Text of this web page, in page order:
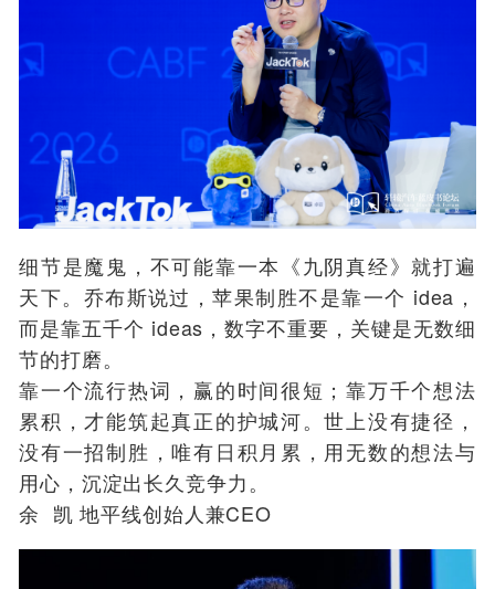
细节是魔鬼，不可能靠一本《九阴真经》就打遍
天下。乔布斯说过，苹果制胜不是靠一个 idea，
而是靠五千个 ideas，数字不重要，关键是无数细
节的打磨。
靠一个流行热词，赢的时间很短；靠万千个想法
累积，才能筑起真正的护城河。世上没有捷径，
没有一招制胜，唯有日积月累，用无数的想法与
用心，沉淀出长久竞争力。
余 凯 地平线创始人兼CEO